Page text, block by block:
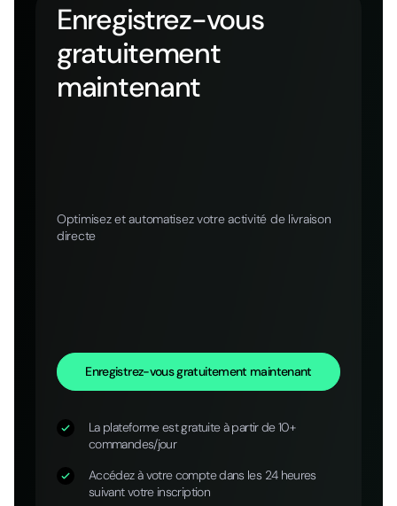
Enregistrez-vous
gratuitement
maintenant
Optimisez et automatisez votre activité de livraison
directe
Enregistrez-vous gratuitement maintenant
La plateforme est gratuite à partir de 10+
commandes/jour
Accédez à votre compte dans les 24 heures
suivant votre inscription